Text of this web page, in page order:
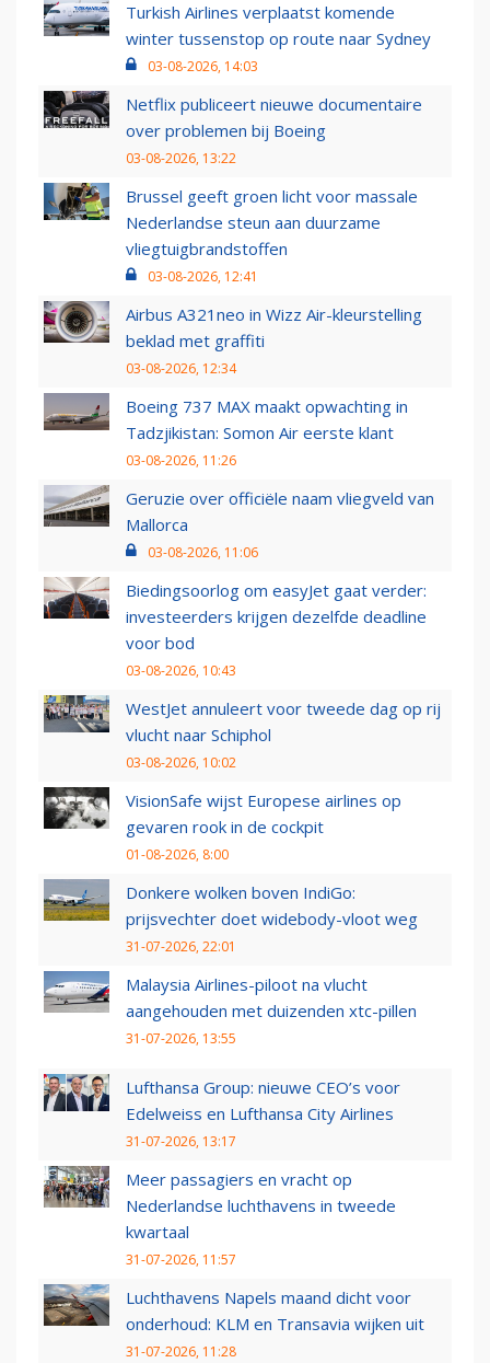
Turkish Airlines verplaatst komende
winter tussenstop op route naar Sydney
03-08-2026, 14:03
Netflix publiceert nieuwe documentaire
over problemen bij Boeing
03-08-2026, 13:22
Brussel geeft groen licht voor massale
Nederlandse steun aan duurzame
vliegtuigbrandstoffen
03-08-2026, 12:41
Airbus A321neo in Wizz Air-kleurstelling
beklad met graffiti
03-08-2026, 12:34
Boeing 737 MAX maakt opwachting in
Tadzjikistan: Somon Air eerste klant
03-08-2026, 11:26
Geruzie over officiële naam vliegveld van
Mallorca
03-08-2026, 11:06
Biedingsoorlog om easyJet gaat verder:
investeerders krijgen dezelfde deadline
voor bod
03-08-2026, 10:43
WestJet annuleert voor tweede dag op rij
vlucht naar Schiphol
03-08-2026, 10:02
VisionSafe wijst Europese airlines op
gevaren rook in de cockpit
01-08-2026, 8:00
Donkere wolken boven IndiGo:
prijsvechter doet widebody-vloot weg
31-07-2026, 22:01
Malaysia Airlines-piloot na vlucht
aangehouden met duizenden xtc-pillen
31-07-2026, 13:55
Lufthansa Group: nieuwe CEO’s voor
Edelweiss en Lufthansa City Airlines
31-07-2026, 13:17
Meer passagiers en vracht op
Nederlandse luchthavens in tweede
kwartaal
31-07-2026, 11:57
Luchthavens Napels maand dicht voor
onderhoud: KLM en Transavia wijken uit
31-07-2026, 11:28